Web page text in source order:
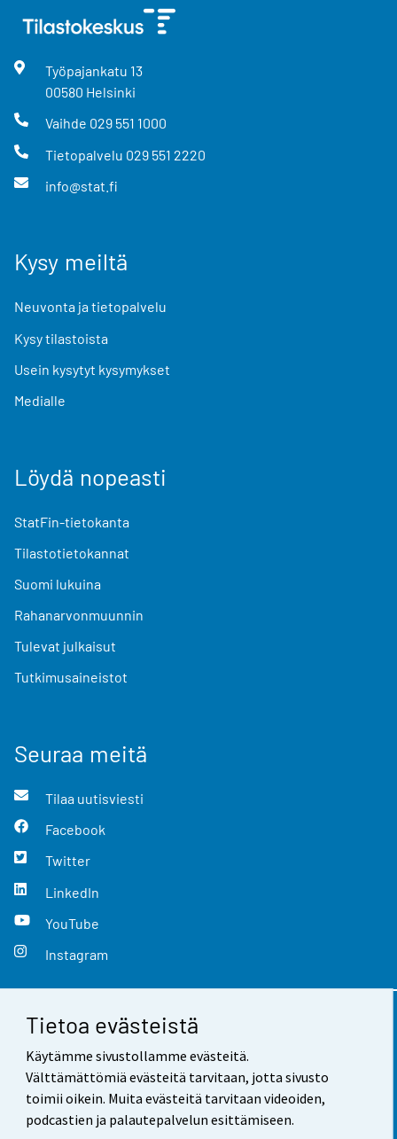
Tietoa evästeistä
Käytämme sivustollamme evästeitä.
Välttämättömiä evästeitä tarvitaan, jotta sivusto
toimii oikein. Muita evästeitä tarvitaan videoiden,
podcastien ja palautepalvelun esittämiseen.
Työpajankatu 13
00580 Helsinki
Vaihde 029 551 1000
Tietopalvelu 029 551 2220
info@stat.fi
Kysy meiltä
Neuvonta ja tietopalvelu
Kysy tilastoista
Usein kysytyt kysymykset
Medialle
Löydä nopeasti
StatFin-tietokanta
Tilastotietokannat
Suomi lukuina
Rahanarvonmuunnin
Tulevat julkaisut
Tutkimusaineistot
Seuraa meitä
Tilaa uutisviesti
Facebook
Twitter
LinkedIn
YouTube
Instagram
Yhteystiedot
Palaute
Käyttöehdot